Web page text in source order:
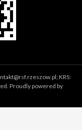
KRS:
Proudly powered by